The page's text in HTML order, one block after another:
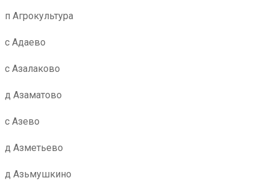
п Агрокультура
с Адаево
с Азалаково
д Азаматово
с Азево
д Азметьево
д Азьмушкино